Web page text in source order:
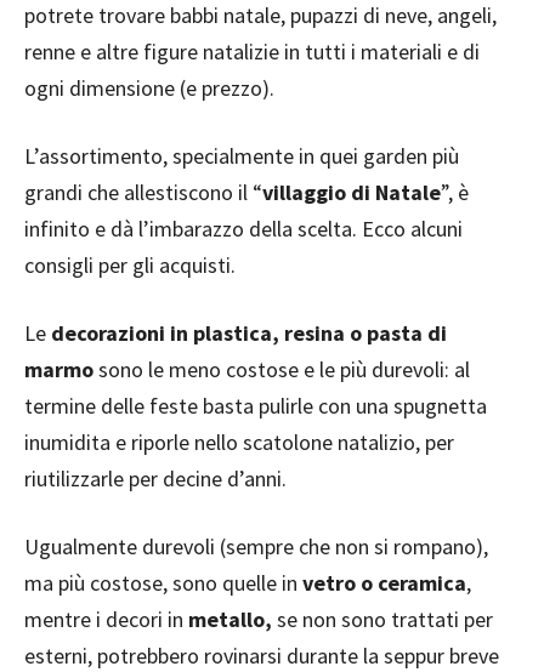
potrete trovare babbi natale, pupazzi di neve, angeli,
renne e altre figure natalizie in tutti i materiali e di
ogni dimensione (e prezzo).
L’assortimento, specialmente in quei garden più
grandi che allestiscono il “villaggio di Natale”, è
infinito e dà l’imbarazzo della scelta. Ecco alcuni
consigli per gli acquisti.
Le decorazioni in plastica, resina o pasta di
marmosono le meno costose e le più durevoli: al
termine delle feste basta pulirle con una spugnetta
inumidita e riporle nello scatolone natalizio, per
riutilizzarle per decine d’anni.
Ugualmente durevoli (sempre che non si rompano),
ma più costose, sono quelle in vetro o ceramica,
mentre i decori in metallo, se non sono trattati per
esterni, potrebbero rovinarsi durante la seppur breve